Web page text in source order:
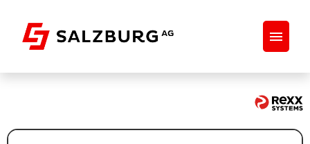
Initiativbewerbung